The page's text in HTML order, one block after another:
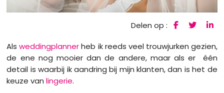
Delen op :
Alsweddingplannerheb ik reeds veel trouwjurken gezien,
de ene nog mooier dan de andere, maar als er één
detail is waarbij ik aandring bij mijn klanten, dan is het de
keuze vanlingerie.